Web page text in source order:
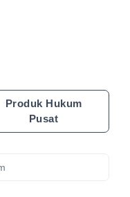
Produk Hukum
Pusat